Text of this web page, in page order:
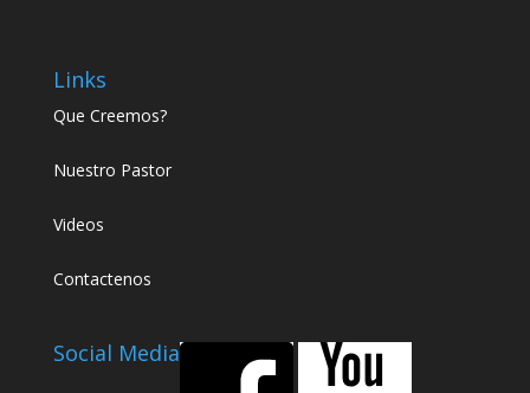
Links
Que Creemos?
Nuestro Pastor
Videos
Contactenos
Social Media